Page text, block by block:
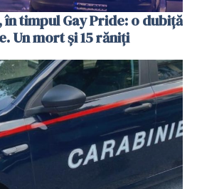
timpul Gay Pride: o dubiță
Un mort și 15 răniți